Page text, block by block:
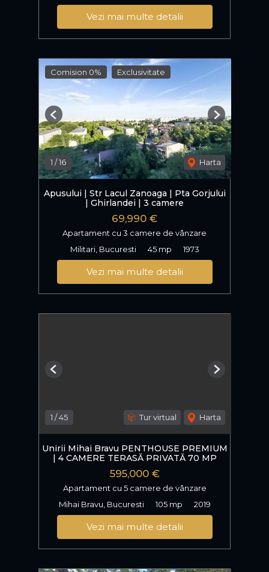
Vezi mai multe detalii
Comision 0% Exclusivitate
1 /16 Harta
Previous Next
Apusului | Str Lacul Zanoaga | Pta Gorjului
| Ghirlandei | 3 camere
69,990 €
Apartament cu 3 camere de vânzare
Militari, Bucuresti
45 mp 1973
Vezi mai multe detalii
1 /45 Tur virtual Harta
Previous Next
Unirii Mihai Bravu PENTHOUSE PREMIUM
| 4 CAMERE TERASĂ PRIVATĂ 70 MP
595,000 €
Apartament cu 5 camere de vânzare
Mihai Bravu, Bucuresti
105 mp 2019
Vezi mai multe detalii